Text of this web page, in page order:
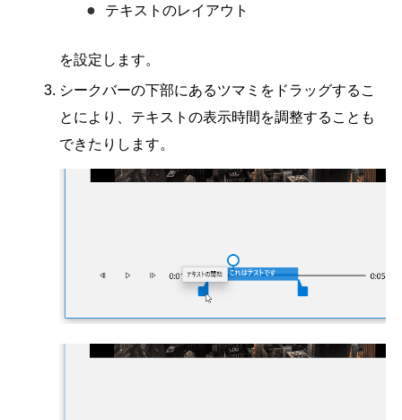
テキストのレイアウト
を設定します。
シークバーの下部にあるツマミをドラッグするこ
とにより、テキストの表示時間を調整することも
できたりします。